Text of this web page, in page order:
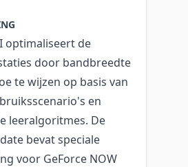
optimaliseert de
door bandbreedte
te wijzen op basis van
en
leeralgoritmes. De
bevat speciale
voor GeForce NOW